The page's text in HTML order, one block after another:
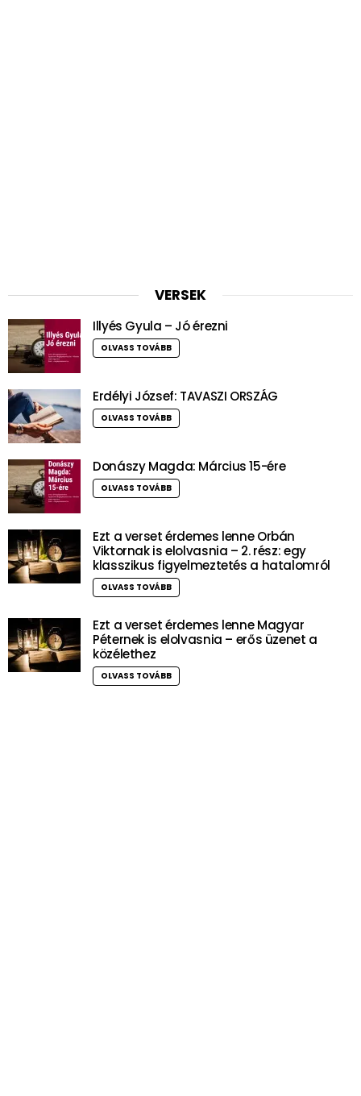
VERSEK
Illyés Gyula – Jó érezni
OLVASS TOVÁBB
Erdélyi József: TAVASZI ORSZÁG
OLVASS TOVÁBB
Donászy Magda: Március 15-ére
OLVASS TOVÁBB
Ezt a verset érdemes lenne Orbán
Viktornak is elolvasnia – 2. rész: egy
klasszikus figyelmeztetés a hatalomról
OLVASS TOVÁBB
Ezt a verset érdemes lenne Magyar
Péternek is elolvasnia – erős üzenet a
közélethez
OLVASS TOVÁBB